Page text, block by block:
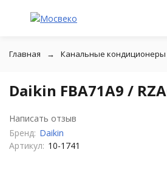
Главная Канальные кондиционеры
Daikin FBA71A9 /
Написать отзыв
Бренд: Daikin
Артикул: 10-1741